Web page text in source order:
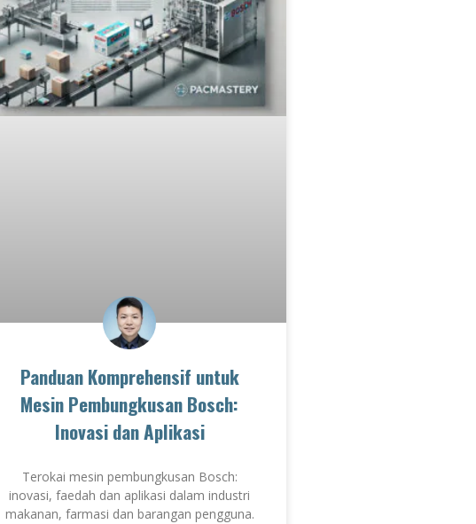
Panduan Komprehensif untuk
Mesin Pembungkusan Bosch:
Inovasi dan Aplikasi
Terokai mesin pembungkusan Bosch:
inovasi, faedah dan aplikasi dalam industri
makanan, farmasi dan barangan pengguna.